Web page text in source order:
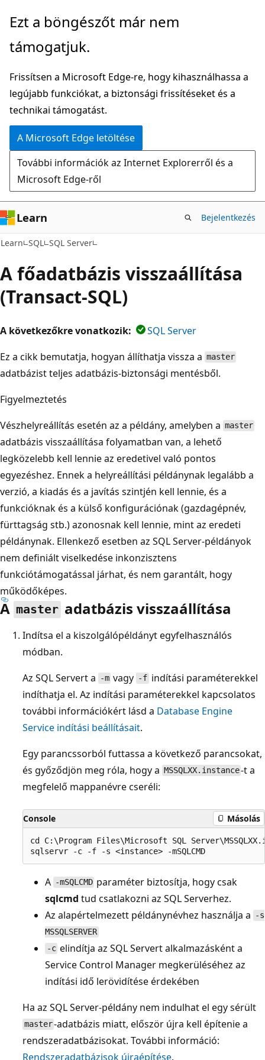
Ugrás
fő
Ezt a böngészőt már nem
támogatjuk.
Frissítsen a Microsoft Edge-re, hogy kihasználhassa a
legújabb funkciókat, a biztonsági frissítéseket és a
technikai támogatást.
A Microsoft Edge letöltése
További információk az Internet Explorerről és a
Microsoft Edge-ről
Learn Bejelentkezés
Learn SQL SQL Server
A főadatbázis visszaállítása
(Transact-SQL)
A következőkre vonatkozik:
SQL Server
Ez a cikk bemutatja, hogyan állíthatja vissza a master
adatbázist teljes adatbázis-biztonsági mentésből.
Figyelmeztetés
Vészhelyreállítás esetén az a példány, amelyben a master
adatbázis visszaállítása folyamatban van, a lehető
legközelebb kell lennie az eredetivel való pontos
egyezéshez. Ennek a helyreállítási példánynak legalább a
verzió, a kiadás és a javítás szintjén kell lennie, és a
funkcióknak és a külső konfigurációnak (gazdagépnév,
fürttagság stb.) azonosnak kell lennie, mint az eredeti
példánynak. Ellenkező esetben az SQL Server-példányok
nem definiált viselkedése inkonzisztens
funkciótámogatással járhat, és nem garantált, hogy
működőképes.
A master adatbázis visszaállítása
Indítsa el a kiszolgálópéldányt egyfelhasználós
módban.
Az SQL Servert a
-m vagy -findítási paraméterekkel
indíthatja el. Az indítási paraméterekkel kapcsolatos
további információkért lásd a Database Engine
Service indítási beállításait.
Egy parancssorból futtassa a következő parancsokat,
és győződjön meg róla, hogy a MSSQLXX.instance-t a
megfelelő mappanévre cseréli:
Console Másolás
cd C:\Program Files\Microsoft SQL
A -mSQLCMD paraméter biztosítja, hogy csak
sqlcmd tud csatlakozni az SQL Serverhez.
Az alapértelmezett példánynévhez használja a
-s
MSSQLSERVER
-c elindítja az SQL Servert alkalmazásként a
Service Control Manager megkerüléséhez az
indítási idő lerövidítése érdekében
Ha az SQL Server-példány nem indulhat el egy sérült
master-adatbázis miatt, először újra kell építenie a
rendszeradatbázisokat. További információ:
Rendszeradatbázisok újraépítése.